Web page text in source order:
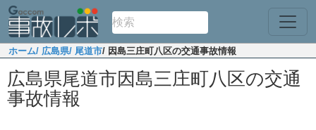
ホーム/ 広島県/ 尾道市/ 因島三庄町八区の交通事故情報
広島県尾道市因島三庄町八区の交通
事故情報